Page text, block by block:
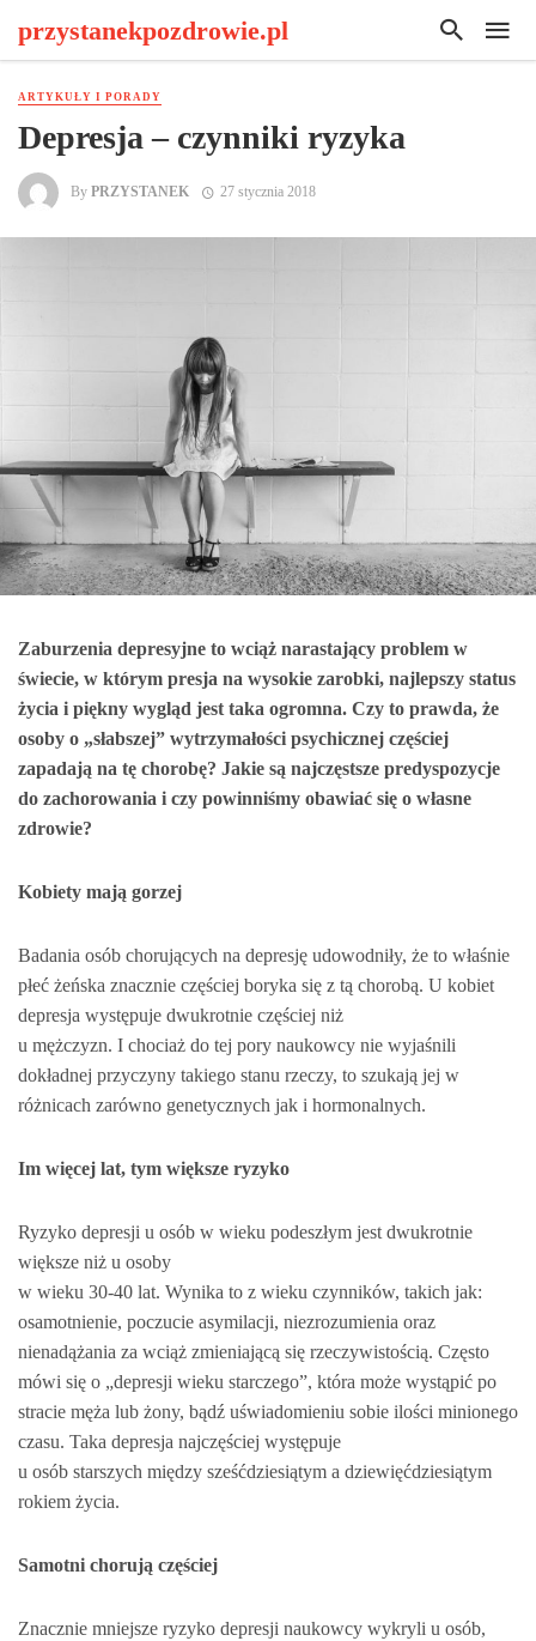
przystanekpozdrowie.pl
ARTYKUŁY I PORADY
Depresja – czynniki ryzyka
By PRZYSTANEK 27 stycznia 2018
Zaburzenia depresyjne to wciąż narastający problem w
świecie, w którym presja na wysokie zarobki, najlepszy status
życia i piękny wygląd jest taka ogromna. Czy to prawda, że
osoby o „słabszej” wytrzymałości psychicznej częściej
zapadają na tę chorobę? Jakie są najczęstsze predyspozycje
do zachorowania i czy powinniśmy obawiać się o własne
zdrowie?
Kobiety mają gorzej
Badania osób chorujących na depresję udowodniły, że to właśnie
płeć żeńska znacznie częściej boryka się z tą chorobą. U kobiet
depresja występuje dwukrotnie częściej niż
u mężczyzn. I chociaż do tej pory naukowcy nie wyjaśnili
dokładnej przyczyny takiego stanu rzeczy, to szukają jej w
różnicach zarówno genetycznych jak i hormonalnych.
Im więcej lat, tym większe ryzyko
Ryzyko depresji u osób w wieku podeszłym jest dwukrotnie
większe niż u osoby
w wieku 30-40 lat. Wynika to z wieku czynników, takich jak:
osamotnienie, poczucie asymilacji, niezrozumienia oraz
nienadążania za wciąż zmieniającą się rzeczywistością. Często
mówi się o „depresji wieku starczego”, która może wystąpić po
stracie męża lub żony, bądź uświadomieniu sobie ilości minionego
czasu. Taka depresja najczęściej występuje
u osób starszych między sześćdziesiątym a dziewięćdziesiątym
rokiem życia.
Samotni chorują częściej
Znacznie mniejsze ryzyko depresji naukowcy wykryli u osób,